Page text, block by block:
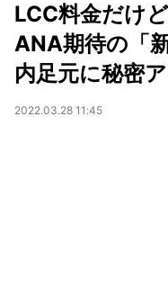
LCC料金だけ
ANA期待の「
内足元に秘密
2022.03.28 11:45